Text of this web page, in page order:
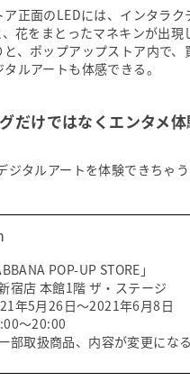
正面のLEDには、インタラク
花をまとったマネキンが出
と、ポップアップストア内で
ルアートも体感できる。
だけではなくエンタメ
ジタルアートを体験できちゃ
POP-UP STORE」
宿店 本館1階 ザ・ステージ
年5月26日〜2021年6月8日
～20:00
部取扱商品、内容が変更になる